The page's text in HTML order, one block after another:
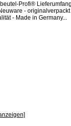
Profi®
-
- Made in Germany...